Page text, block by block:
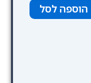
הוספה לסל